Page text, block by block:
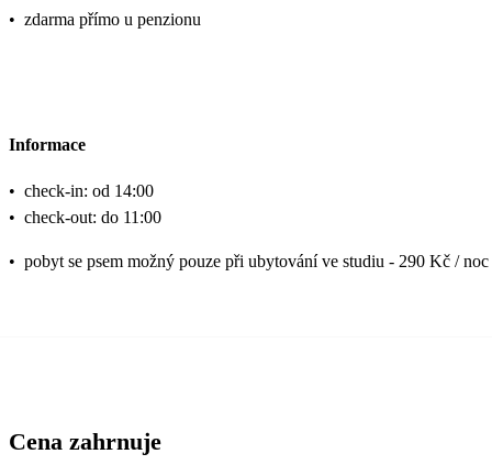
• zdarma přímo u penzionu
Informace
• check-in: od 14:00
• check-out: do 11:00
• pobyt se psem možný pouze při ubytování ve studiu - 290 Kč / noc
Cena zahrnuje